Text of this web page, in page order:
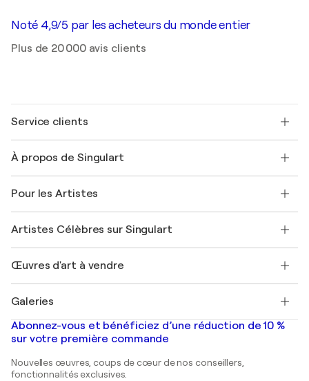
Noté 4,9/5 par les acheteurs du monde entier
Plus de 20 000 avis clients
Service clients
Expédition
Offrir une carte cadeau
Rejoignez notre programme commercial
Mon compte
+33 1 76 44 06 42
À propos de Singulart
FAQ
Magazine Singulart
Emplois
Découvrez une sélection d'art original
Pour les Artistes
Se connecter en tant qu'Artiste
Artistes Célèbres sur Singulart
Marc Chagall
Banksy
Mr. Brainwash
Shepard Fairey
Œuvres d'art à vendre
Tableaux abstraits à vendre
Peintures de paysage
Estampes
Peintures acryliques
Galeries
Galeries d'art en France
Galeries d'art en Belgique
Abonnez-vous et bénéficiez d’une réduction de 10 %
sur votre première commande
Nouvelles œuvres, coups de cœur de nos conseillers,
fonctionnalités exclusives.